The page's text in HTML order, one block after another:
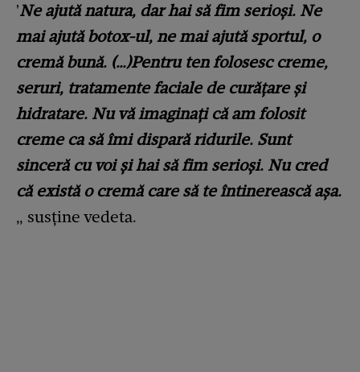
'Ne ajută natura, dar hai să fim serioși. Ne
mai ajută botox-ul, ne mai ajută sportul, o
cremă bună. (…)Pentru ten folosesc creme,
seruri, tratamente faciale de curățare și
hidratare. Nu vă imaginați că am folosit
creme ca să îmi dispară ridurile. Sunt
sinceră cu voi și hai să fim serioși. Nu cred
că există o cremă care să te întinerească așa.
„ susține vedeta.